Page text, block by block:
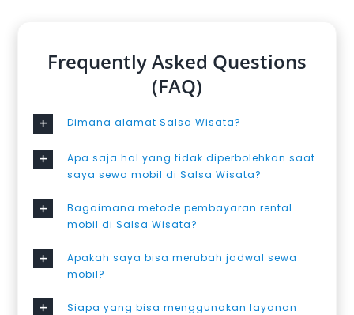
Frequently Asked Questions
(FAQ)
Dimana alamat Salsa Wisata?
Apa saja hal yang tidak diperbolehkan saat
saya sewa mobil di Salsa Wisata?
Bagaimana metode pembayaran rental
mobil di Salsa Wisata?
Apakah saya bisa merubah jadwal sewa
mobil?
Siapa yang bisa menggunakan layanan